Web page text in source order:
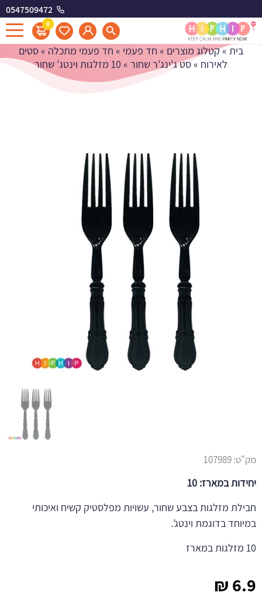
0547509472
0 10 מזלגות וינטג' שחור
בית»קטלוג מוצרים » חד פעמי » חד פעמי מתכלה »סטים
לאירוח »סט ג'ינג'ר שחור » 10 מזלגות וינטג’ שחור
6.9
₪
מק"ט:107989
יחידות במארז: 10
חבילת מזלגות בצבע שחור, עשויות מפלסטיק קשיח ואיכותי
במיוחד בדוגמת וינטג’.
10 מזלגות במארז